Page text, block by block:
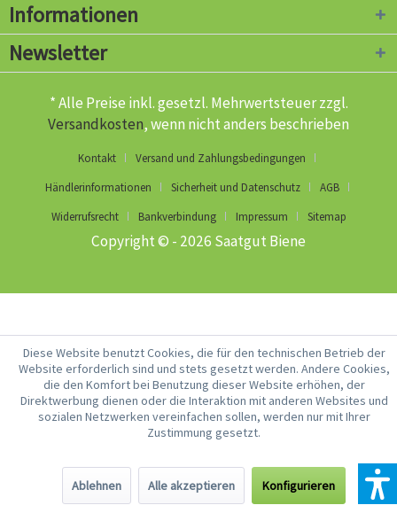
Informationen
Newsletter
* Alle Preise inkl. gesetzl. Mehrwertsteuer zzgl.
Versandkosten, wenn nicht anders beschrieben
Kontakt
Versand und Zahlungsbedingungen
Händlerinformationen
Sicherheit und Datenschutz
AGB
Widerrufsrecht
Bankverbindung Impressum Sitemap
Copyright © - 2026 Saatgut Biene
Diese Website benutzt Cookies, die für den technischen Betrieb der
Website erforderlich sind und stets gesetzt werden. Andere Cookies,
die den Komfort bei Benutzung dieser Website erhöhen, der
Direktwerbung dienen oder die Interaktion mit anderen Websites und
sozialen Netzwerken vereinfachen sollen, werden nur mit Ihrer
Zustimmung gesetzt.
Ablehnen Alle akzeptieren Konfigurieren